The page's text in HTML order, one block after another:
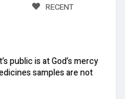
RECENT
public is at God’s mercy
samples are not